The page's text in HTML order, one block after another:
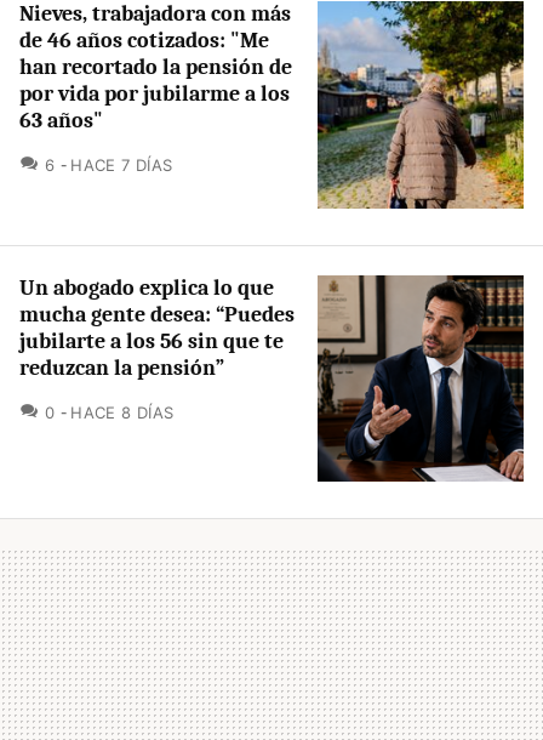
Nieves, trabajadora con más
de 46 años cotizados: "Me
han recortado la pensión de
por vida por jubilarme a los
63 años"
6 COMENTARIOS
HACE 7 DÍAS
Un abogado explica lo que
mucha gente desea: “Puedes
jubilarte a los 56 sin que te
reduzcan la pensión”
0 COMENTARIOS
HACE 8 DÍAS